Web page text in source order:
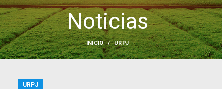
Noticias
INICIO URPJ
URPJ